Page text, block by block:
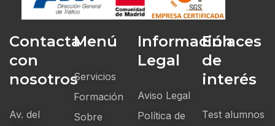
Contacta
con
nosotros
Av. del
Menú
Servicios
Formación
Sobre
Información
Legal
Aviso Legal
Política de
Enlaces
de
interés
Test alumnos